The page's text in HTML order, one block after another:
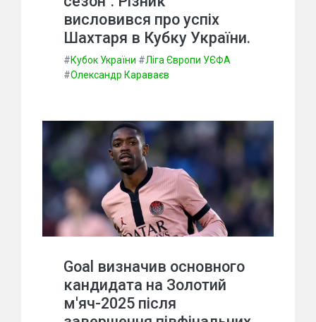
висловився про успіх
Шахтаря в Кубку України.
#Кубок України #Ліга Європи УЄФА
#Олександр Караваєв
Goal визначив основного
кандидата на Золотий
м'яч-2025 після